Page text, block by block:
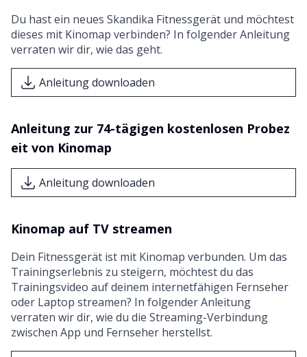
Du hast ein neues Skandika Fitnessgerät und möchtest
dieses mit Kinomap verbinden? In folgender Anleitung
verraten wir dir, wie das geht.
Anleitung downloaden
Anleitung zur 74-tägigen kostenlosen Probez
eit von Kinomap
Anleitung downloaden
Kinomap auf TV streamen
Dein Fitnessgerät ist mit Kinomap verbunden. Um das
Trainingserlebnis zu steigern, möchtest du das
Trainingsvideo auf deinem internetfähigen Fernseher
oder Laptop streamen? In folgender Anleitung
verraten wir dir, wie du die Streaming-Verbindung
zwischen App und Fernseher herstellst.